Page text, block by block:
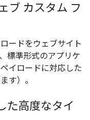
ブ カスタム フ
ードをウェブサイト
標準形式のアプリケ
イロードに対応した
す）。
た高度なタイ